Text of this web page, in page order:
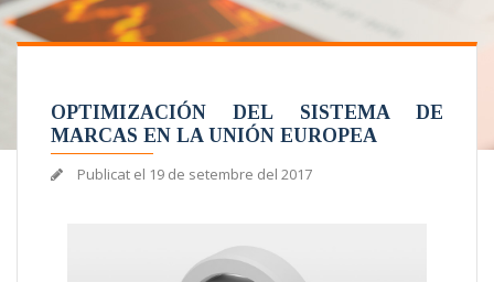
OPTIMIZACIÓN DEL SISTEMA DE
MARCAS EN LA UNIÓN EUROPEA
Publicat el 19 de setembre del 2017